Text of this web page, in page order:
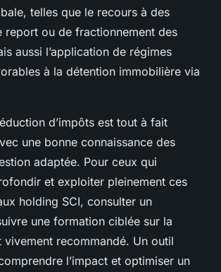
telles que le recours à des
report ou de fractionnement des
aussi l’application de régimes
à la détention immobilière via
d’impôts est tout à fait
une bonne connaissance des
adaptée. Pour ceux qui
et exploiter pleinement ces
holding SCI, consulter un
une formation ciblée sur la
vivement recommandé. Un outil
l’impact et optimiser un